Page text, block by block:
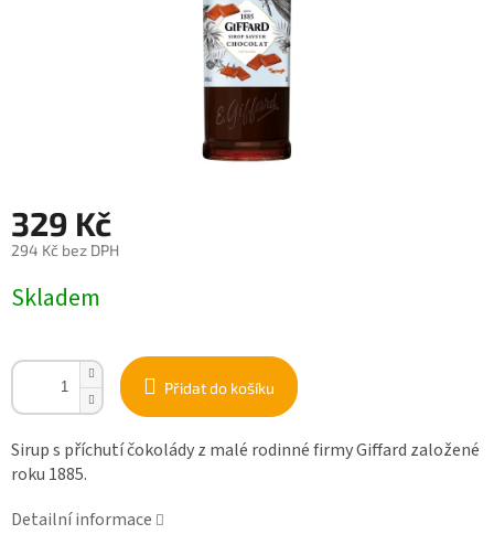
329 Kč
294 Kč bez DPH
cena:
Skladem
Přidat do košíku
Sirup s příchutí čokolády z malé rodinné firmy Giffard založené
roku 1885.
Detailní informace